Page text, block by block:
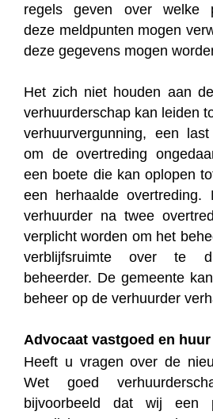
regels geven over welke
deze meldpunten mogen
deze gegevens mogen
Het zich niet houden aan
verhuurderschap kan leiden
verhuurvergunning, een
om de overtreding
een boete die kan oplopen
een herhaalde overtreding.
verhuurder na twee
verplicht worden om het
verblijfsruimte over te
beheerder. De gemeente
beheer op de verhuurder
Advocaat vastgoed en huur
Heeft u vragen over de
Wet goed
bijvoorbeeld dat wij een